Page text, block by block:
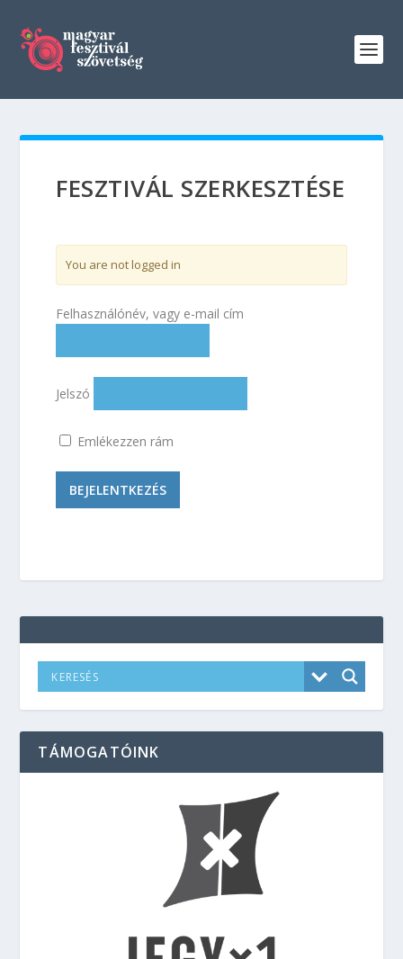
FESZTIVÁL SZERKESZTÉSE
You are not logged in
Felhasználónév, vagy e-mail cím
Jelszó
Emlékezzen rám
TÁMOGATÓINK